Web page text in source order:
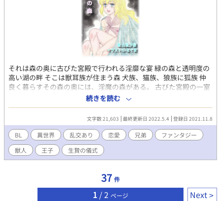
それは森の奥に古びた宮殿で行われる淫靡な宴 緑の森と透明度の
高い湖の畔 そこは獣耳族が住まう森 犬族、猫族、狼族に狐族 仲
良く暮らすその森の奥には、淫魔の森がある。 古びた宮殿の一室
には、いつも甘い声が漏れ聞こえるのだとか……。 足を踏み入れ
たあなたは、その目撃者になる。
続きを読む
文字数 21,603 最終更新日 2022.5.4 登録日 2021.11.8
BL 異世界 乱交あり 恋愛 兄弟
ファンタジー
獣人
王子 生贄の儀式
37 件
1 / 2 ページ Next